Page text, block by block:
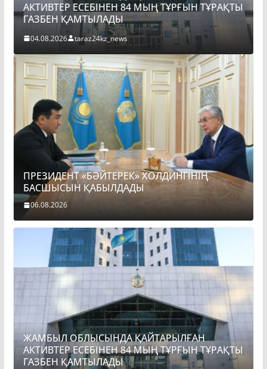
АКТИВТЕР ЕСЕБІНЕН 84 МЫҢ ТҰРҒЫН ТҰРАҚТЫ
ГАЗБЕН ҚАМТЫЛАДЫ
04.08.2026 taraz24kz_news
ПРЕЗИДЕНТ «БӘЙТЕРЕК» ХОЛДИНГІНІҢ
БАСШЫСЫН ҚАБЫЛДАДЫ
06.08.2026
ЖАМБЫЛ ОБЛЫСЫНДА ҚАЙТАРЫЛҒАН
АКТИВТЕР ЕСЕБІНЕН 84 МЫҢ ТҰРҒЫН ТҰРАҚТЫ
ГАЗБЕН ҚАМТЫЛАДЫ